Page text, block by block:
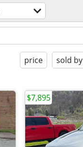
price sold by
$7,895